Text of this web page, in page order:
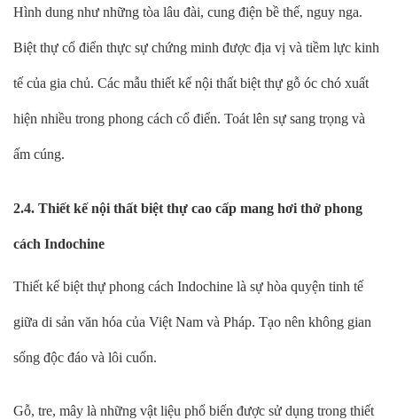
Hình dung như những tòa lâu đài, cung điện bề thế, nguy nga.
Biệt thự cổ điển thực sự chứng minh được địa vị và tiềm lực kinh
tế của gia chủ. Các mẫu thiết kế nội thất biệt thự gỗ óc chó xuất
hiện nhiều trong phong cách cổ điển. Toát lên sự sang trọng và
ấm cúng.
2.4. Thiết kế nội thất biệt thự cao cấp mang hơi thở phong
cách Indochine
Thiết kế biệt thự phong cách Indochine là sự hòa quyện tinh tế
giữa di sản văn hóa của Việt Nam và Pháp. Tạo nên không gian
sống độc đáo và lôi cuốn.
Gỗ, tre, mây là những vật liệu phổ biến được sử dụng trong thiết